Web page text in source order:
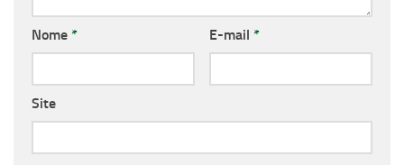
Nome * E-mail *
Site